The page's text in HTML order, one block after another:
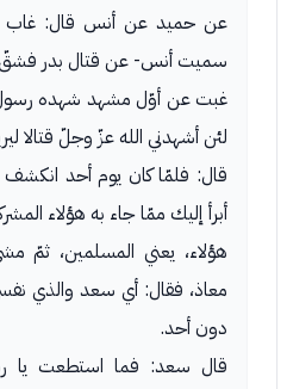
عن حميد عن أنس قال: غاب
سميت أنس- عن قتال بدر فشقّ
غبت عن أوّل مشهد شهده رسول
لئن أشهدني الله عزّ وجلّ قتالا
قال: فلمّا كان يوم أحد انكشف
أبرأ إليك ممّا جاء به هؤلاء
هؤلاء، يعني المسلمين، ثمّ
معاذ، فقال: أي سعد والذي
دون أحد.
قال سعد: فما استطعت يا